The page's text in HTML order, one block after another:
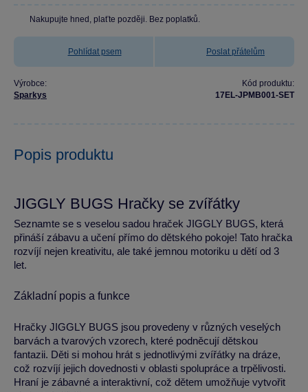
Nakupujte hned, plaťte později. Bez poplatků.
Pohlídat psem Poslat přátelům
Výrobce:
Sparkys
Kód produktu:
17EL-JPMB001-SET
Popis produktu
JIGGLY BUGS Hračky se zvířátky
Seznamte se s veselou sadou hraček JIGGLY BUGS, která
přináší zábavu a učení přímo do dětského pokoje! Tato hračka
rozvíjí nejen kreativitu, ale také jemnou motoriku u dětí od 3
let.
Základní popis a funkce
Hračky JIGGLY BUGS jsou provedeny v různých veselých
barvách a tvarových vzorech, které podněcují dětskou
fantazii. Děti si mohou hrát s jednotlivými zvířátky na dráze,
což rozvíjí jejich dovednosti v oblasti spolupráce a trpělivosti.
Hraní je zábavné a interaktivní, což dětem umožňuje vytvořit